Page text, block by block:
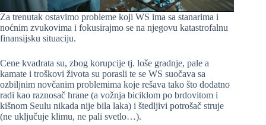
Za trenutak ostavimo probleme koji WS ima sa stanarima i
noćnim zvukovima i fokusirajmo se na njegovu katastrofalnu
finansijsku situaciju.
Cene kvadrata su, zbog korupcije tj. loše gradnje, pale a
kamate i troškovi života su porasli te se WS suočava sa
ozbiljnim novčanim problemima koje rešava tako što dodatno
radi kao raznosač hrane (a vožnja biciklom po brdovitom i
kišnom Seulu nikada nije bila laka) i štedljivi potrošač struje
(ne uključuje klimu, ne pali svetlo…).